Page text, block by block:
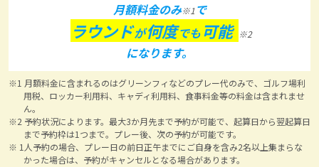
月額料金のみ※1で
ラウンドが何度でも可能 ※2
になります。
※1 月額料金に含まれるのはグリーンフィなどのプレー代のみで、ゴルフ場利
用税、ロッカー利用料、キャディ利用料、食事料金等の料金は含まれませ
ん。
※2 予約状況によります。最大3か月先まで予約が可能で、起算日から翌起算日
まで予約枠は1つまで。プレー後、次の予約が可能です。
※ 1人予約の場合、プレー日の前日正午までにご自身を含み2名以上集まらな
かった場合は、予約がキャンセルとなる場合があります。